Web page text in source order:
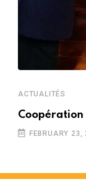
ACTUALITÉS
Coopération
FEBRUARY 23,